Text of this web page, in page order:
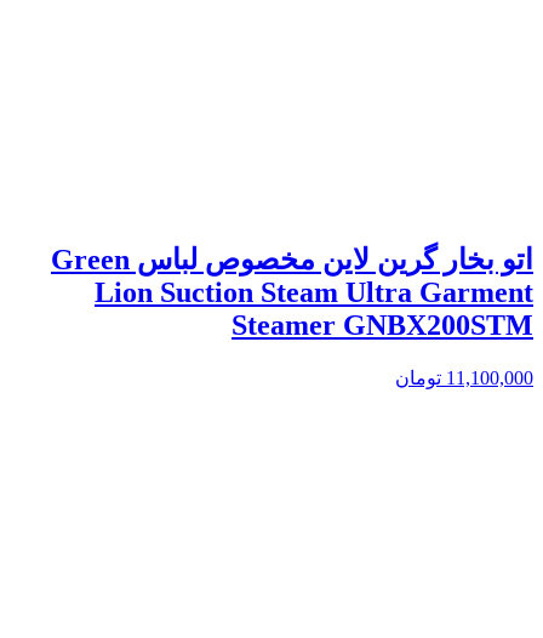
اتو بخار گرین لاین مخصوص لباس Green
Lion Suction Steam Ultra Garment
Steamer GNBX200STM
11,100,000 تومان